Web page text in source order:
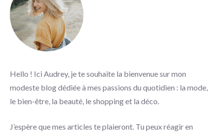
Hello ! Ici Audrey, je te souhaite la bienvenue sur mon
modeste blog dédiée à mes passions du quotidien : la mode,
le bien-être, la beauté, le shopping et la déco.
J’espère que mes articles te plaieront. Tu peux réagir en